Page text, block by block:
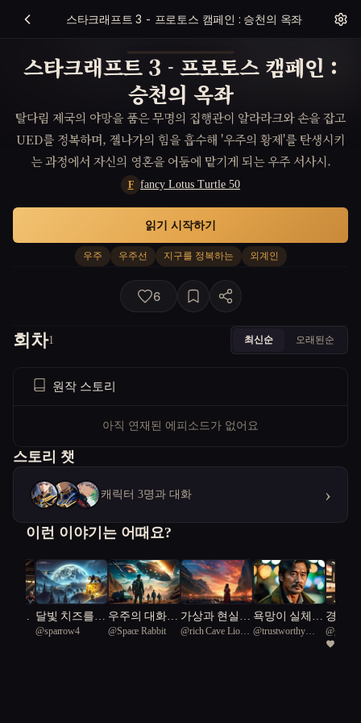
스타크래프트 3 - 프로토스 캠페인 : 승천의 옥좌
스타크래프트 3 - 프로토스 캠페인 :
승천의 옥좌
탈다림 제국의 야망을 품은 무명의 집행관이 알라라크와 손을 잡고
UED를 정복하며, 젤나가의 힘을 흡수해 '우주의 황제'를 탄생시키
는 과정에서 자신의 영혼을 어둠에 맡기게 되는 우주 서사시.
F fancy Lotus Turtle 50
우주 우주선 지구를 정복하는 외계인
읽기 시작하기
6
회차1 최신순 오래된순
원작 스토리
아직 연재된 에피소드가 없어요
스토리 챗
캐릭터 3명과 대화 ›
이런 이야기는 어때요?
프트 달빛 치즈를
찾아서
@sparrow4
우주의 대화:
평화의 서막
@Space Rabbit
가상과 현실의
경계: 우주 재
@rich Cave Lion
욕망이 실체가
된 우주 오디
@trustworthy
경계
피어
@